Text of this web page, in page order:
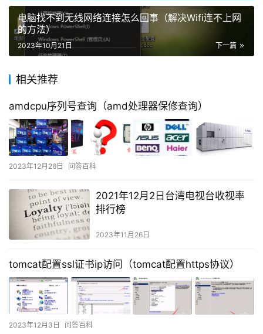
电脑找不到无线网络连接怎么回事（解决Wifi连不上网
的方法）
下一篇
2023年10月21日
相关推荐
amdcpu序列号查询（amd处理器保修查询）
2023年12月26日 问答百科
2021年12月2日台湾电视台收视率
排行榜
2023年11月26日
tomcat配置ssl证书ip访问（tomcat配置https协议）
2023年12月3日 问答百科